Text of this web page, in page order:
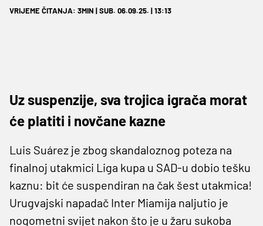
VRIJEME ČITANJA: 3MIN | SUB. 06.09.25. | 13:13
Uz suspenzije, sva trojica igrača morat
će platiti i novčane kazne
Luis Suárez je zbog skandaloznog poteza na
finalnoj utakmici Liga kupa u SAD-u dobio tešku
kaznu: bit će suspendiran na čak šest utakmica!
Urugvajski napadač Inter Miamija naljutio je
nogometni svijet nakon što je u žaru sukoba